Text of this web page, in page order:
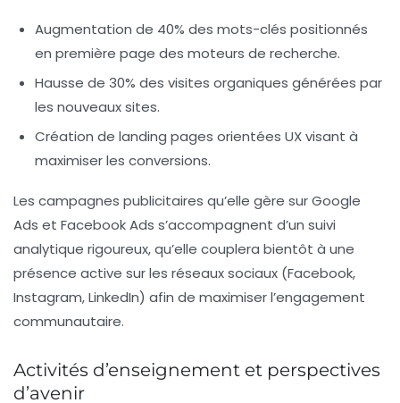
Augmentation de 40% des mots-clés positionnés
en première page des moteurs de recherche.
Hausse de 30% des visites organiques générées par
les nouveaux sites.
Création de landing pages orientées UXvisant à
maximiser les conversions.
Les campagnes publicitaires qu’elle gère sur Google
Ads et Facebook Ads s’accompagnent d’un suivi
analytique rigoureux, qu’elle couplera bientôt à une
présence active sur les réseaux sociaux (Facebook,
Instagram, LinkedIn) afin de maximiser l’engagement
communautaire.
Activités d’enseignement et perspectives
d’avenir